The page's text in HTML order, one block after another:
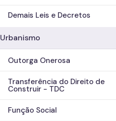
Demais Leis e Decretos
Urbanismo
Outorga Onerosa
Transferência do Direito de
Construir - TDC
Função Social